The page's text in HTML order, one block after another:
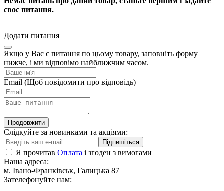
своє питання.
Додати питання
Якщо у Вас є питання по цьому товару, заповніть форму
нижче, і ми відповімо найближчим часом.
Email (Щоб повідомити про відповідь)
Продовжити
Слідкуйте за новинками та акціями:
Підпишіться
Я прочитав Оплата і згоден з вимогами
Наша адреса:
м. Івано-Франківськ, Галицька 87
Зателефонуйте нам: